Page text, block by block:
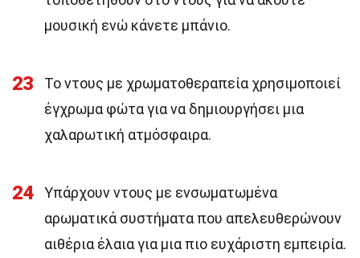
μουσική ενώ κάνετε μπάνιο.
23
Το ντους με χρωματοθεραπεία χρησιμοποιεί
έγχρωμα φώτα για να δημιουργήσει μια
χαλαρωτική ατμόσφαιρα.
24
Υπάρχουν ντους με ενσωματωμένα
αρωματικά συστήματα που απελευθερώνουν
αιθέρια έλαια για μια πιο ευχάριστη εμπειρία.